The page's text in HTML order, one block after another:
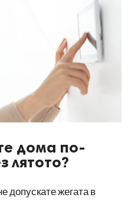
дома по-
лятото?
допускате жегата в